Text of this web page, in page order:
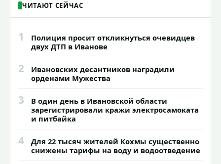
ЧИТАЮТ СЕЙЧАС
1
Полиция просит откликнуться очевидцев
двух ДТП в Иванове
2
Ивановских десантников наградили
орденами Мужества
3
В один день в Ивановской области
зарегистрировали кражи электросамоката
и питбайка
4
Для 22 тысяч жителей Кохмы существенно
снижены тарифы на воду и водоотведение